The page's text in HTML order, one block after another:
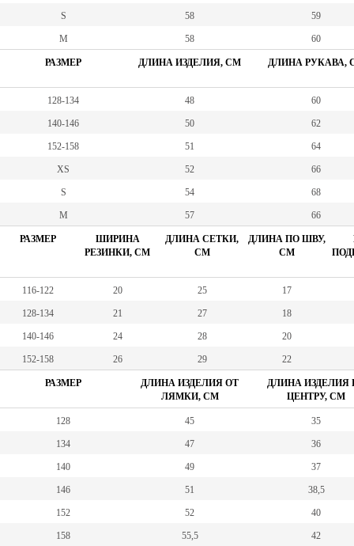
S 58 59
М 58 60
РАЗМЕР ДЛИНА ИЗДЕЛИЯ, СМ ДЛИНА РУКАВА,
128-134 48 60
140-146 50 62
152-158 51 64
XS 52 66
S 54 68
M 57 66
РАЗМЕР
ШИРИНА
РЕЗИНКИ, СМ
ДЛИНА СЕТКИ,
СМ
ДЛИНА ПО ШВУ,
СМ
116-122 20 25 17
128-134 21 27 18
140-146 24 28 20
152-158 26 29 22
РАЗМЕР
ДЛИНА ИЗДЕЛИЯ ОТ
ЛЯМКИ, СМ
ДЛИНА ИЗДЕЛИЯ
ЦЕНТРУ, СМ
128 45 35
134 47 36
140 49 37
146 51 38,5
152 52 40
158 55,5 42